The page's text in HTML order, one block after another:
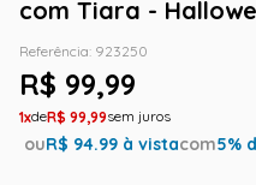
com Tiara -
Referência: 923250
R$ 99,99
1 R$ 99,99
ouR$ 94.99 à vistacom5%